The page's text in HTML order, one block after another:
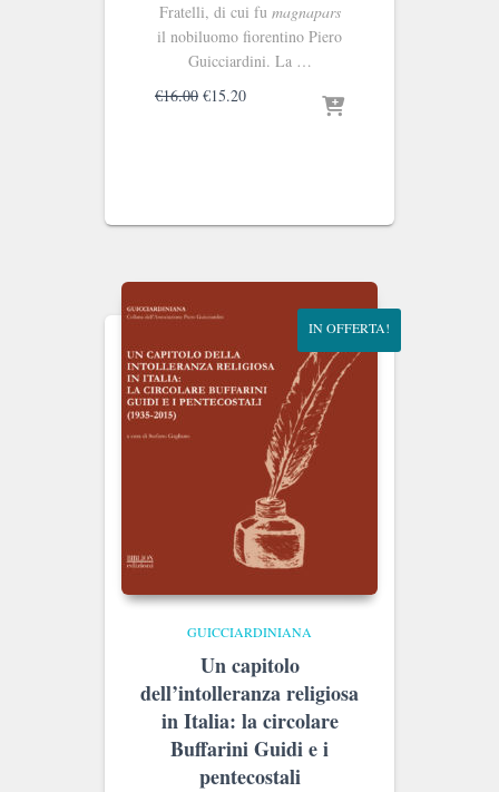
Fratelli, di cui fu magnapars
il nobiluomo fiorentino Piero
Guicciardini. La …
€16.00 Il
€15.20Il
IN OFFERTA!
GUICCIARDINIANA
Un capitolo
dell’intolleranza religiosa
in Italia: la circolare
Buffarini Guidi e i
pentecostali